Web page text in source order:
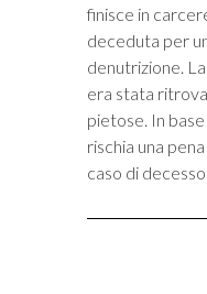
finisce in
deceduta per
denutrizione.
era stata
pietose. In
rischia una
caso di